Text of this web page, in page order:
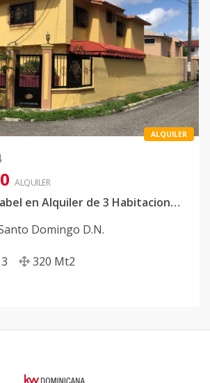
ALQUILER
ALQUILER
Casa en Villa Isabel en Alquiler de 3 Habitaciones, 2.5 Baños y 3 Parqueos
Domingo D.N.
3 320 Mt2